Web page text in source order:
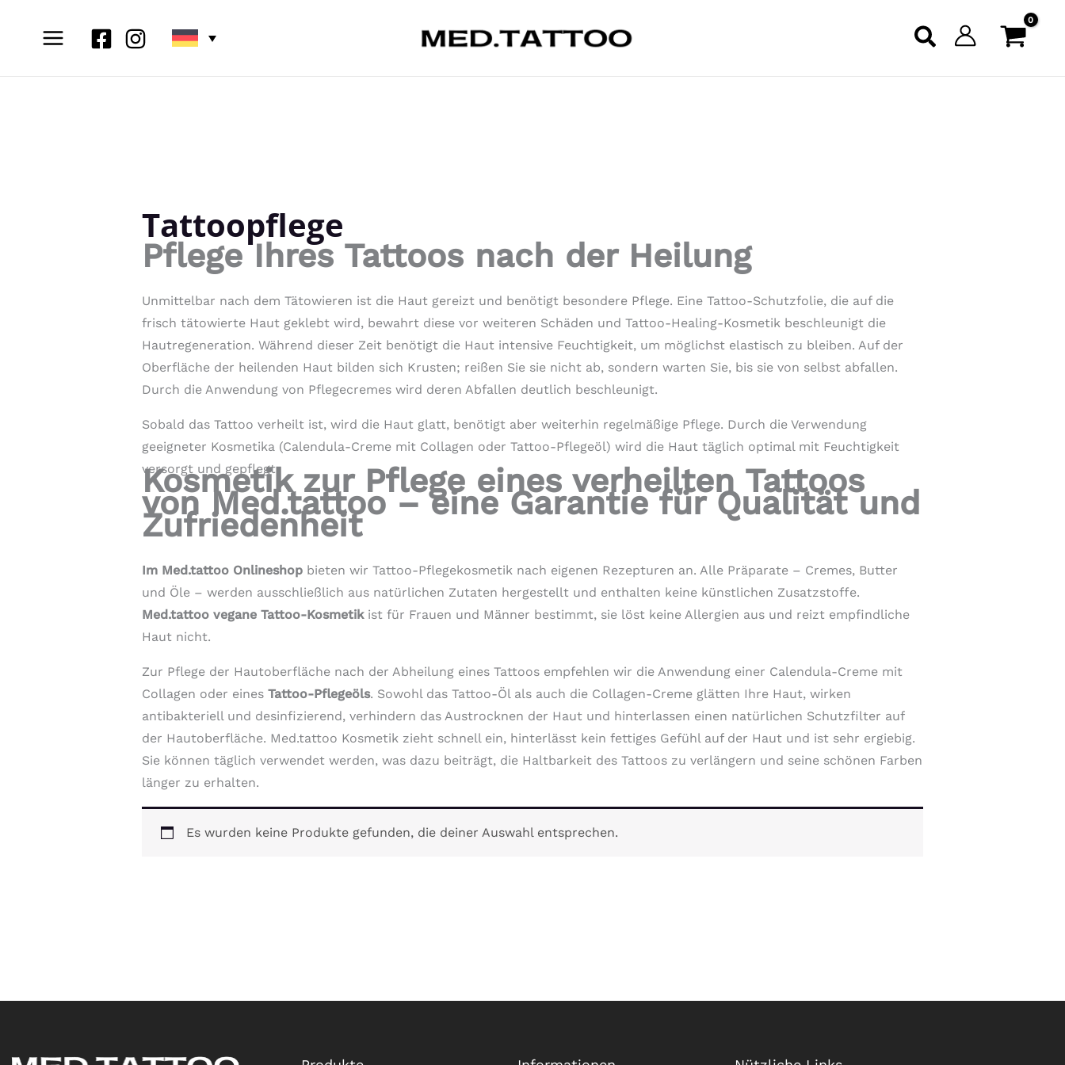
Tattoopflege
Pflege Ihres Tattoos nach der Heilung
Unmittelbar nach dem Tätowieren ist die Haut gereizt und benötigt besondere Pflege. Eine Tattoo-Schutzfolie, die auf die
frisch tätowierte Haut geklebt wird, bewahrt diese vor weiteren Schäden und Tattoo-Healing-Kosmetik beschleunigt die
Hautregeneration. Während dieser Zeit benötigt die Haut intensive Feuchtigkeit, um möglichst elastisch zu bleiben. Auf der
Oberfläche der heilenden Haut bilden sich Krusten; reißen Sie sie nicht ab, sondern warten Sie, bis sie von selbst abfallen.
Durch die Anwendung von Pflegecremes wird deren Abfallen deutlich beschleunigt.
Sobald das Tattoo verheilt ist, wird die Haut glatt, benötigt aber weiterhin regelmäßige Pflege. Durch die Verwendung
geeigneter Kosmetika (Calendula-Creme mit Collagen oder Tattoo-Pflegeöl) wird die Haut täglich optimal mit Feuchtigkeit
versorgt und gepflegt.
Kosmetik zur Pflege eines verheilten Tattoos
von Med.tattoo – eine Garantie für Qualität und
Zufriedenheit
Im Med.tattoo Onlineshopbieten wir Tattoo-Pflegekosmetik nach eigenen Rezepturen an. Alle Präparate – Cremes, Butter
und Öle – werden ausschließlich aus natürlichen Zutaten hergestellt und enthalten keine künstlichen Zusatzstoffe.
Med.tattoo vegane Tattoo-Kosmetikist für Frauen und Männer bestimmt, sie löst keine Allergien aus und reizt empfindliche
Haut nicht.
Zur Pflege der Hautoberfläche nach der Abheilung eines Tattoos empfehlen wir die Anwendung einer Calendula-Creme mit
Collagen oder eines Tattoo-Pflegeöls. Sowohl das Tattoo-Öl als auch die Collagen-Creme glätten Ihre Haut, wirken
antibakteriell und desinfizierend, verhindern das Austrocknen der Haut und hinterlassen einen natürlichen Schutzfilter auf
der Hautoberfläche. Med.tattoo Kosmetik zieht schnell ein, hinterlässt kein fettiges Gefühl auf der Haut und ist sehr ergiebig.
Sie können täglich verwendet werden, was dazu beiträgt, die Haltbarkeit des Tattoos zu verlängern und seine schönen Farben
länger zu erhalten.
Es wurden keine Produkte gefunden, die deiner Auswahl entsprechen.